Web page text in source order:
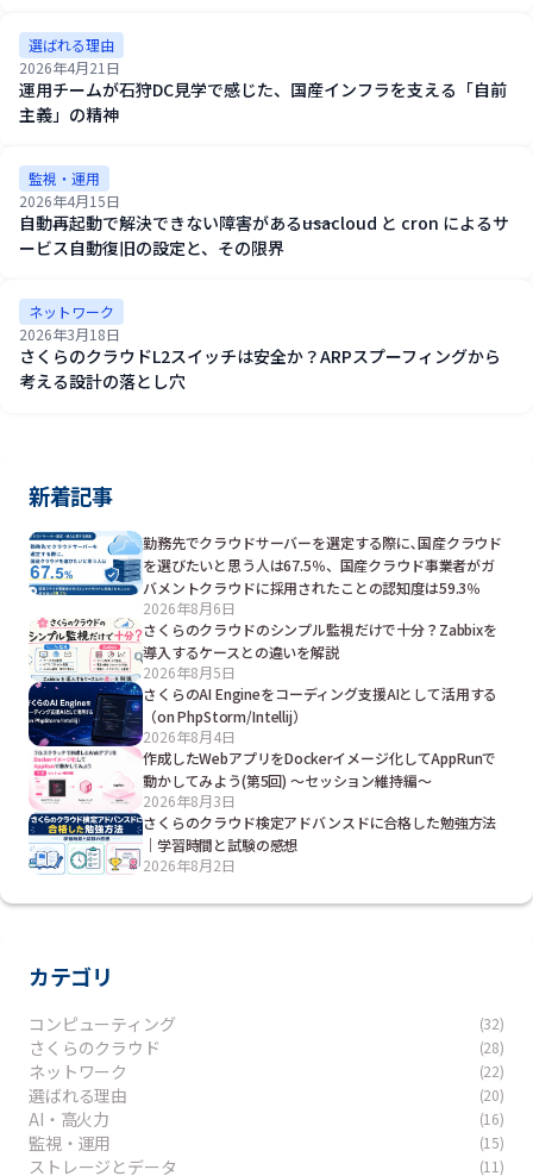
選ばれる理由
2026年4月21日
運用チームが石狩DC見学で感じた、国産インフラを支える「自前
主義」の精神
監視・運用
2026年4月15日
自動再起動で解決できない障害がある――usacloud と cron によるサ
ービス自動復旧の設定と、その限界
ネットワーク
2026年3月18日
さくらのクラウドL2スイッチは安全か？ARPスプーフィングから
考える設計の落とし穴
新着記事
勤務先でクラウドサーバーを選定する際に､国産クラウド
を選びたいと思う人は67.5％、国産クラウド事業者がガ
バメントクラウドに採用されたことの認知度は59.3％
2026年8月6日
さくらのクラウドのシンプル監視だけで十分？Zabbixを
導入するケースとの違いを解説
2026年8月5日
さくらのAI Engineをコーディング支援AIとして活用する
（on PhpStorm/Intellij）
2026年8月4日
作成したWebアプリをDockerイメージ化してAppRunで
動かしてみよう(第5回) ～セッション維持編～
2026年8月3日
さくらのクラウド検定アドバンスドに合格した勉強方法
｜学習時間と試験の感想
2026年8月2日
カテゴリ
コンピューティング (32)
さくらのクラウド (28)
ネットワーク (22)
選ばれる理由 (20)
AI・高火力 (16)
監視・運用 (15)
ストレージとデータ (11)